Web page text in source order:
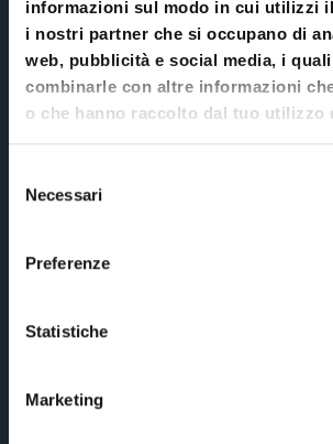
informazioni sul modo in cui utilizzi
i nostri partner che si occupano di
web, pubblicità e social media, i
combinarle con altre informazioni
o che hanno raccolto dal tuo utilizzo
delNecessari
Preferenze
Statistiche
Marketing
Teresa
Un rifugio autentico nel
cercando, e viceversa, tu
che sta cercando noi.
stiamo